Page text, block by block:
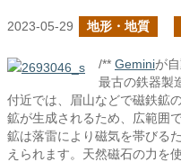
2023-05-29 地形・地質
/** Geminiが
最古の鉄器製
付近では、眉山などで磁鉄鉱
鉱が生成されるため、広範囲
鉱は落雷により磁気を帯びる
えられます。天然磁石の力を